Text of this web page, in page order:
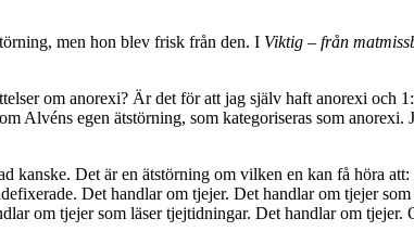
men hon blev frisk från den. I Viktig – från
om anorexi? Är det för att jag själv haft anorexi och
Alvéns egen ätstörning, som kategoriseras som anorexi.
kanske. Det är en ätstörning om vilken en kan få höra
Det handlar om tjejer. Det handlar om tjejer
om tjejer som läser tjejtidningar. Det handlar om tjejer.